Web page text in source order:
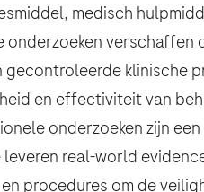
medisch
onderzoeken
gecontroleerde klinische
en effectiviteit van
onderzoeken zijn
real-world
procedures om de
and Send”, you confirm that you
en verzenden